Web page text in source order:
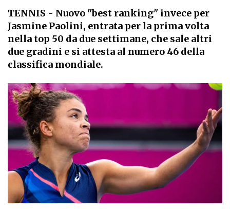
TENNIS - Nuovo "best ranking" invece per
Jasmine Paolini, entrata per la prima volta
nella top 50 da due settimane, che sale altri
due gradini e si attesta al numero 46 della
classifica mondiale.